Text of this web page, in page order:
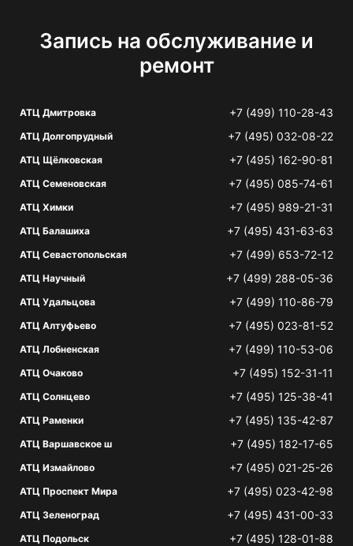
Запись на обслуживание и
ремонт
АТЦ Дмитровка +7 (499) 110-28-43
АТЦ Долгопрудный +7 (495) 032-08-22
АТЦ Щёлковская +7 (495) 162-90-81
АТЦ Семеновская +7 (495) 085-74-61
АТЦ Химки +7 (495) 989-21-31
АТЦ Балашиха +7 (495) 431-63-63
АТЦ Севастопольская +7 (499) 653-72-12
АТЦ Научный +7 (499) 288-05-36
АТЦ Удальцова +7 (499) 110-86-79
АТЦ Алтуфьево +7 (495) 023-81-52
АТЦ Лобненская +7 (499) 110-53-06
АТЦ Очаково +7 (495) 152-31-11
АТЦ Солнцево +7 (495) 125-38-41
АТЦ Раменки +7 (495) 135-42-87
АТЦ Варшавское ш +7 (495) 182-17-65
АТЦ Измайлово +7 (495) 021-25-26
АТЦ Проспект Мира +7 (495) 023-42-98
АТЦ Зеленоград +7 (495) 431-00-33
АТЦ Подольск +7 (495) 128-01-88